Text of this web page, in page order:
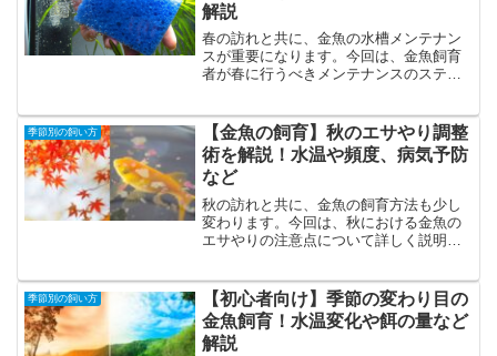
解説
春の訪れと共に、金魚の水槽メンテナン
スが重要になります。今回は、金魚飼育
者が春に行うべきメンテナンスのステッ
理、装飾品と植物の調整、さらに繁殖の
準備まで、金魚が新しい季節を健康的に
過ごすための環境を整える方法を学びま
しょう。愛情を持って行う春のメンテナ
ンスは、金魚が活動的で幸せな生活を送
るための基盤となります。
季節別の飼い方
【金魚の飼育】秋のエサやり調整
術を解説！水温や頻度、病気予防
など
秋の訪れと共に、金魚の飼育方法も少し
変わります。今回は、秋における金魚の
エサやりの注意点について詳しく説明し
種類、水温のチェック方法などを具体的
に解説しています。金魚の健康を守り、
快適に過ごさせるための秋のケア方法を
学びましょう。
季節別の飼い方
【初心者向け】季節の変わり目の
金魚飼育！水温変化や餌の量など
解説